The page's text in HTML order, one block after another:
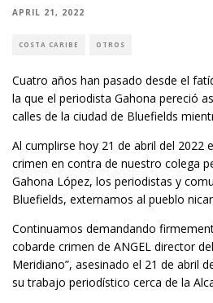
APRIL 21, 2022
COSTA CARIBE OTROS
Cuatro años han pasado desde el
la que el periodista Gahona pereció
calles de la ciudad de Bluefields
Al cumplirse hoy 21 de abril del 2022
crimen en contra de nuestro colega
Gahona López, los periodistas y
Bluefields, externamos al pueblo
Continuamos demandando
cobarde crimen de ANGEL director
Meridiano”, asesinado el 21 de abril
su trabajo periodístico cerca de la